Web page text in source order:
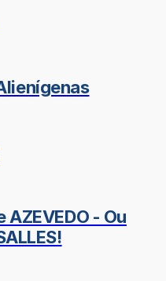
AZEVEDO - Ou